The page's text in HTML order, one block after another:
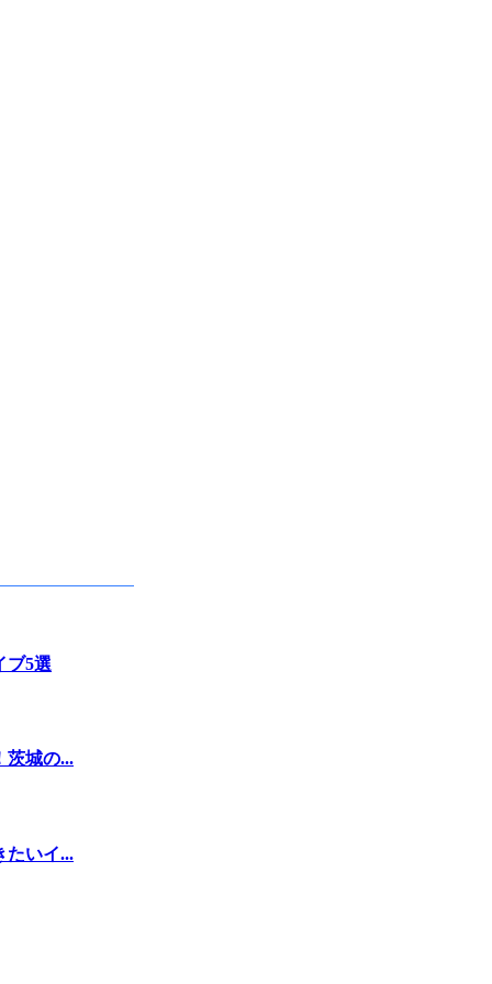
ブ5選
茨城の...
たいイ...